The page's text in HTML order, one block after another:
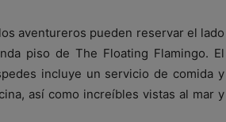
aventureros pueden reservar el lado
piso de The Floating Flamingo. El
incluye un servicio de comida y
así como increíbles vistas al mar y